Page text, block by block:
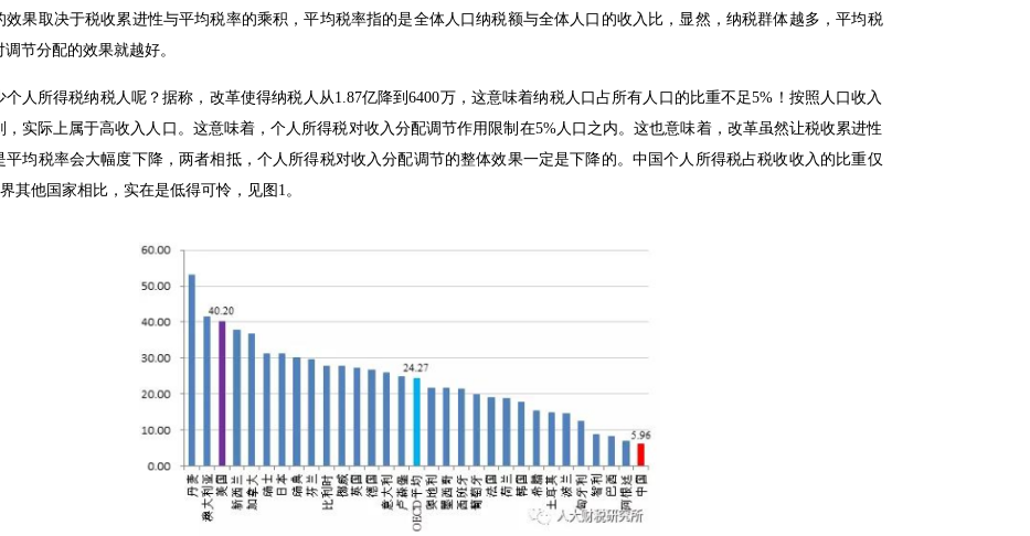
效果取决于税收累进性与平均税率的乘积，平均税率指的是全体人口纳税额与全体人口的收入比，显然，纳税群体越多，平均税
节分配的效果就越好。
个人所得税纳税人呢？据称，改革使得纳税人从1.87亿降到6400万，这意味着纳税人口占所有人口的比重不足5%！按照人口收入
，实际上属于高收入人口。这意味着，个人所得税对收入分配调节作用限制在5%人口之内。这也意味着，改革虽然让税收累进性
平均税率会大幅度下降，两者相抵，个人所得税对收入分配调节的整体效果一定是下降的。中国个人所得税占税收收入的比重仅
其他国家相比，实在是低得可怜，见图1。